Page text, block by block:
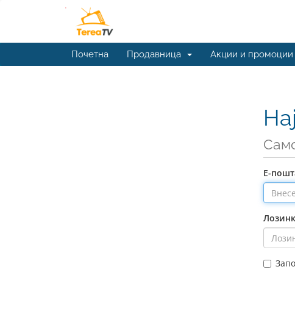
Почетна Продавница Акции и промоции
Е-